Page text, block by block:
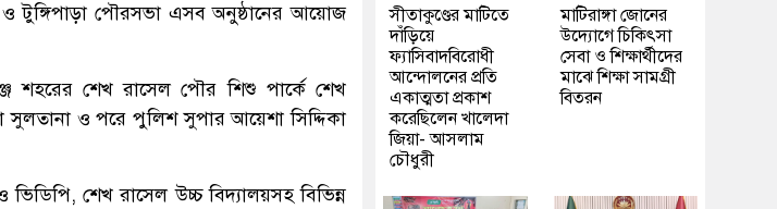
টুঙ্গিপাড়া পৌরসভা এসব অনুষ্ঠানের আয়োজ
শহরের শেখ রাসেল পৌর শিশু পার্কে শেখ
সুলতানা ও পরে পুলিশ সুপার আয়েশা সিদ্দিকা
শেখ রাসেল উচ্চ বিদ্যালয়সহ বিভিন্ন
সীতাকুণ্ডের মাটিতে
দাঁড়িয়ে
ফ্যাসিবাদবিরোধী
আন্দোলনের প্রতি
একাত্মতা প্রকাশ
করেছিলেন খালেদা
জিয়া- আসলাম
চৌধুরী
মাটিরাঙ্গা জোনের
উদ্যোগে চিকিৎসা
সেবা ও শিক্ষার্থীদের
মাঝে শিক্ষা সামগ্রী
বিতরন